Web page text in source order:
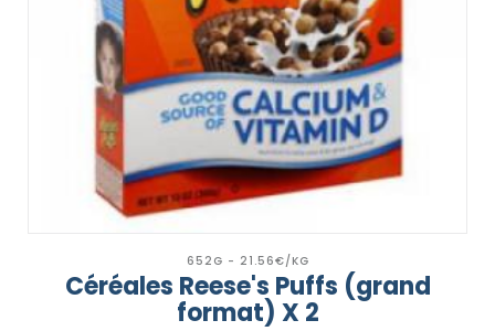
652G - 21.56€/KG
Céréales Reese's Puffs (grand
format) X 2